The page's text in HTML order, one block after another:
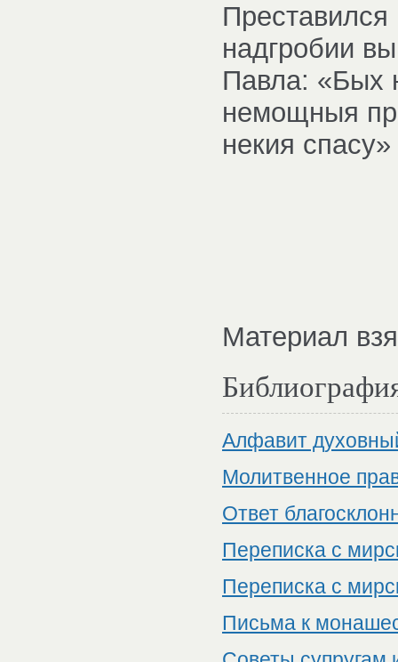
надгробии
Павла: «Бых
немощныя
некия
Материал
Алфавит
Молитвенное
Ответ
Переписка с
Переписка с
Письма к